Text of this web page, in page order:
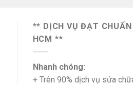
** DỊCH VỤ ĐẠT
HCM **
Nhanh chóng:
+ Trên 90% dịch vụ sửa